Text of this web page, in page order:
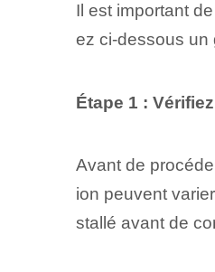
Il est important
ez ci-dessous un
Étape 1 :
Avant de
ion peuvent
stallé⁤ avant de